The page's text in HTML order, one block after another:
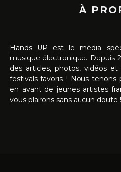
À
Hands UP est le média
musique électronique. Depuis
des articles, photos, vidéos
festivals favoris ! Nous
en avant de jeunes artistes
vous plairons sans aucun doute !